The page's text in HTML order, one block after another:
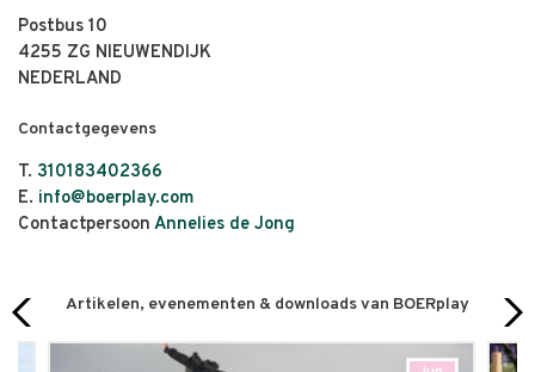
Postbus 10
4255 ZG NIEUWENDIJK
NEDERLAND
Contactgegevens
T. 310183402366
E. info@boerplay.com
Contactpersoon Annelies de Jong
Artikelen, evenementen & downloads van BOERplay